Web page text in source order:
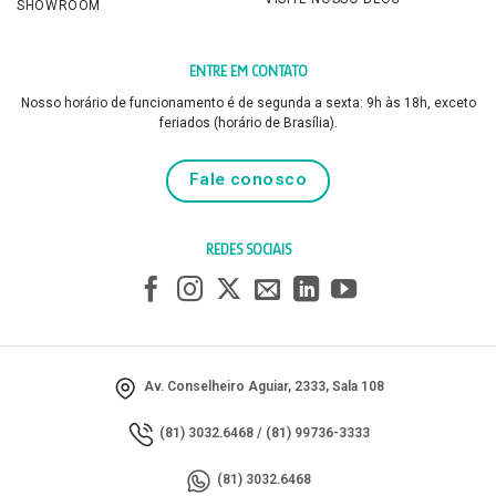
SHOWROOM
ENTRE EM CONTATO
Nosso horário de funcionamento é de segunda a sexta: 9h às 18h, exceto
feriados (horário de Brasília).
Fale conosco
REDES SOCIAIS
Av. Conselheiro Aguiar, 2333, Sala 108
(81) 3032.6468/ (81) 99736-3333
(81) 3032.6468